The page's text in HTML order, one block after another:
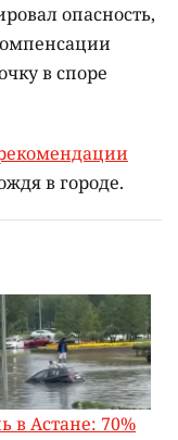
опасность,
в споре
в городе.
в Астане: 70%